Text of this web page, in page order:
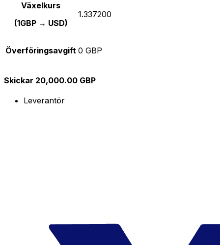
Växelkurs
(1GBP → USD)
1.337200
Överföringsavgift 0 GBP
Skickar 20,000.00 GBP
Leverantör